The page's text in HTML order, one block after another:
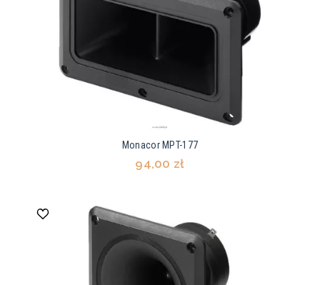
Monacor MPT-177
94,00 zł